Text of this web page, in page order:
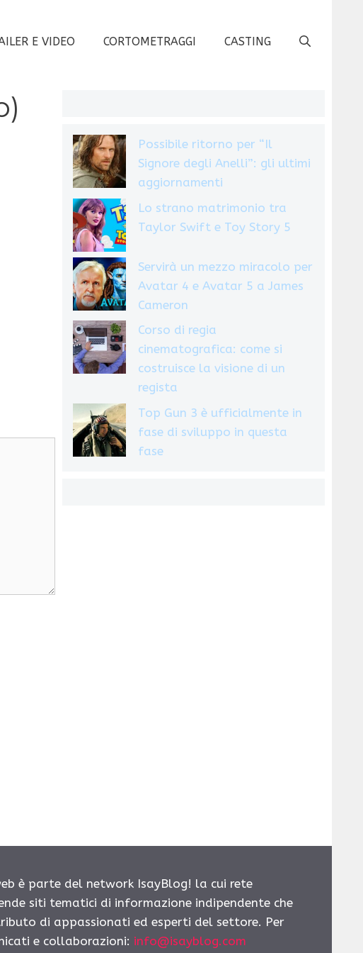
E VIDEO CORTOMETRAGGI CASTING
Possibile ritorno per “Il
Signore degli Anelli”: gli ultimi
aggiornamenti
Lo strano matrimonio tra
Taylor Swift e Toy Story 5
Servirà un mezzo miracolo per
Avatar 4 e Avatar 5 a James
Cameron
Corso di regia
cinematografica: come si
costruisce la visione di un
regista
Top Gun 3 è ufficialmente in
fase di sviluppo in questa
fase
è parte del network IsayBlog! la cui rete
siti tematici di informazione indipendente che
di appassionati ed esperti del settore. Per
e collaborazioni: info@isayblog.com